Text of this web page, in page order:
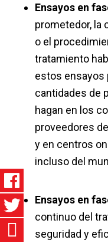
Ensayos en
prometedor, la
o el
tratamiento
estos ensayos
cantidades de
hagan en los
proveedores
y en centros
incluso del
Ensayos en
continuo del
seguridad y